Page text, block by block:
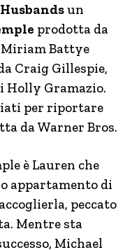
un
prodotta da
Battye
Craig Gillespie,
Holly Gramazio.
per riportare
da Warner Bros.
è Lauren che
appartamento di
peccato
Mentre sta
Michael